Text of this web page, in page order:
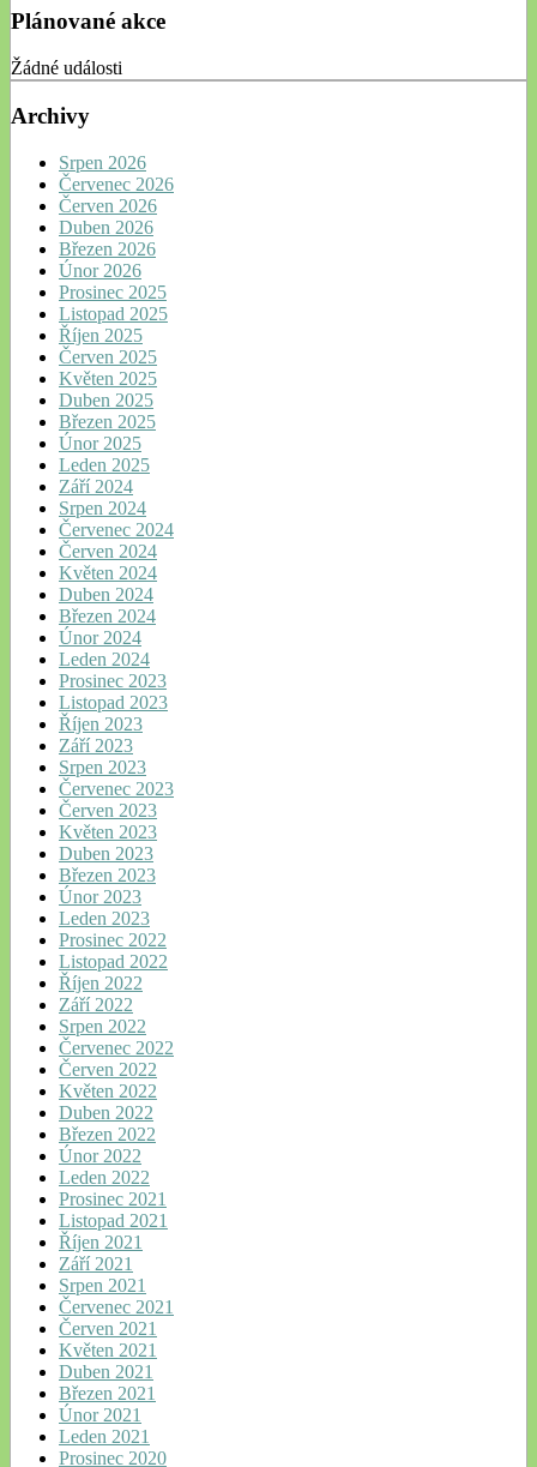
Plánované akce
Žádné události
Archivy
Srpen 2026
Červenec 2026
Červen 2026
Duben 2026
Březen 2026
Únor 2026
Prosinec 2025
Listopad 2025
Říjen 2025
Červen 2025
Květen 2025
Duben 2025
Březen 2025
Únor 2025
Leden 2025
Září 2024
Srpen 2024
Červenec 2024
Červen 2024
Květen 2024
Duben 2024
Březen 2024
Únor 2024
Leden 2024
Prosinec 2023
Listopad 2023
Říjen 2023
Září 2023
Srpen 2023
Červenec 2023
Červen 2023
Květen 2023
Duben 2023
Březen 2023
Únor 2023
Leden 2023
Prosinec 2022
Listopad 2022
Říjen 2022
Září 2022
Srpen 2022
Červenec 2022
Červen 2022
Květen 2022
Duben 2022
Březen 2022
Únor 2022
Leden 2022
Prosinec 2021
Listopad 2021
Říjen 2021
Září 2021
Srpen 2021
Červenec 2021
Červen 2021
Květen 2021
Duben 2021
Březen 2021
Únor 2021
Leden 2021
Prosinec 2020